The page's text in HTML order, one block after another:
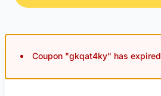
Coupon "gkqat4ky" has